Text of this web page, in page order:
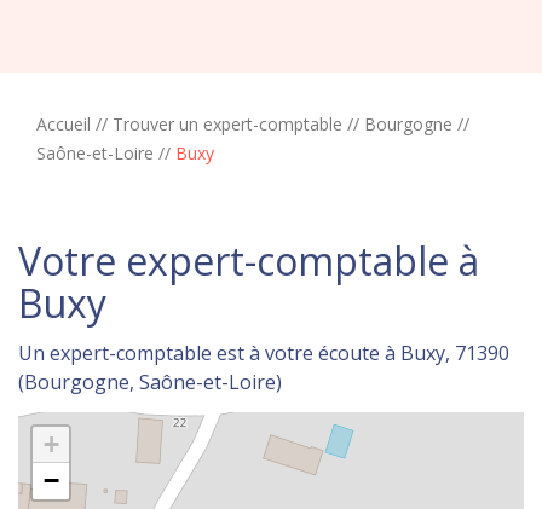
Accueil // Trouver un expert-comptable // Bourgogne //
Saône-et-Loire // Buxy
Votre expert-comptable à
Buxy
Un expert-comptable est à votre écoute à Buxy, 71390
(Bourgogne, Saône-et-Loire)
+
−